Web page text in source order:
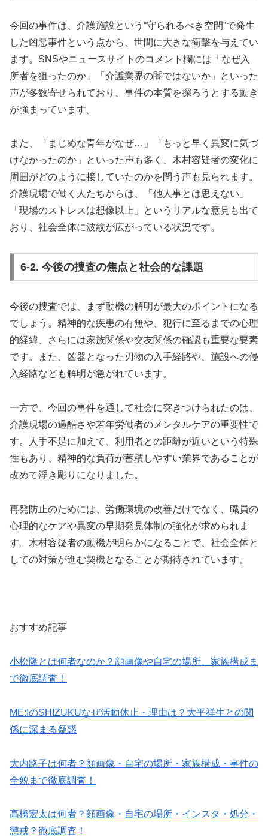
今回の事件は、介護施設という“守られるべき空間”で発生
した凶悪事件という点から、世間に大きな衝撃を与えてい
ます。SNSやニュースサイトのコメント欄には「なぜ入
所者を狙ったのか」「介護業界の闇ではないか」といった
声が多数寄せられており、事件の本質を探ろうとする動き
が強まっています。
また、「まじめな青年がなぜ…」「もっと早く異変に気づ
けなかったのか」といった声も多く、木村容疑者の変化に
周囲がどのように接していたのかを問う声も見られます。
介護現場で働く人たちからは、「他人事とは思えない」
「現場のストレスは想像以上」というリアルな意見も出て
おり、社会全体に波紋が広がっている状況です。
6-2. 今後の捜査の焦点と社会的な課題
今後の捜査では、まず動機の解明が最大のポイントになる
でしょう。精神的な疾患の有無や、犯行に至るまでの心理
的経緯、さらには家族関係や交友関係の確認も重要な要素
です。また、凶器となった刃物の入手経路や、施設への侵
入経路なども解明が急がれています。
一方で、今回の事件を通して社会に突きつけられたのは、
介護現場の過酷さや若年労働者のメンタルケアの重要性で
す。人手不足に加えて、利用者との距離が近いという特殊
性もあり、精神的な負荷が蓄積しやすい業界であることが
改めて浮き彫りになりました。
再発防止のためには、労働環境の改善だけでなく、職員の
心理的なケアや異変の早期発見体制の強化が求められま
す。木村容疑者の動機が明らかになることで、社会全体と
しての対策が進む契機となることが期待されています。
おすすめ記事
小松隆とは何者なのか？顔画像や自宅の場所、家族構成ま
で徹底調査！
ME:IのSHIZUKUなぜ活動休止・理由は？大平祥生との関
係に深まる疑惑
大内路子は何者？顔画像・自宅の場所・家族構成・事件の
全貌まで徹底調査！
高橋宏太は何者？顔画像・自宅の場所・インスタ・処分・
懲戒？徹底調査！